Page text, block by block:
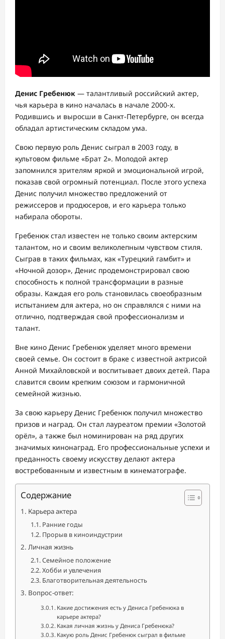
Денис Гребенюк — талантливый российский актер,
чья карьера в кино началась в начале 2000-х.
Родившись и выросши в Санкт-Петербурге, он всегда
обладал артистическим складом ума.
Свою первую роль Денис сыграл в 2003 году, в
культовом фильме «Брат 2». Молодой актер
запомнился зрителям яркой и эмоциональной игрой,
показав свой огромный потенциал. После этого успеха
Денис получил множество предложений от
режиссеров и продюсеров, и его карьера только
набирала обороты.
Гребенюк стал известен не только своим актерским
талантом, но и своим великолепным чувством стиля.
Сыграв в таких фильмах, как «Турецкий гамбит» и
«Ночной дозор», Денис продемонстрировал свою
способность к полной трансформации в разные
образы. Каждая его роль становилась своеобразным
испытанием для актера, но он справлялся с ними на
отлично, подтверждая свой профессионализм и
талант.
Вне кино Денис Гребенюк уделяет много времени
своей семье. Он состоит в браке с известной актрисой
Анной Михайловской и воспитывает двоих детей. Пара
славится своим крепким союзом и гармоничной
семейной жизнью.
За свою карьеру Денис Гребенюк получил множество
призов и наград. Он стал лауреатом премии «Золотой
орёл», а также был номинирован на ряд других
значимых кинонаград. Его профессиональные успехи и
преданность своему искусству делают актера
востребованным и известным в кинематографе.
Содержание
Карьера актера
Ранние годы
Прорыв в киноиндустрии
Личная жизнь
Семейное положение
Хобби и увлечения
Благотворительная деятельность
Вопрос-ответ:
Какие достижения есть у Дениса Гребенюка в
карьере актера?
Какая личная жизнь у Дениса Гребенюка?
Какую роль Денис Гребенюк сыграл в фильме